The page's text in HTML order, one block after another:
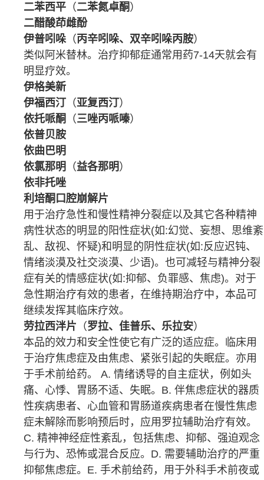
二苯西平 （二苯氮卓酮）
二醋酸茚雌酚
伊普吲哚 （丙辛吲哚、双辛吲哚丙胺）
类似 阿米替林。治疗抑郁症通常用药7-14天就会有
明显疗效。
伊格美新
伊福西汀 （亚复西汀）
依托哌酮 （三唑丙哌嗪）
依普贝胺
依曲巴明
依氯那明 （益各那明）
依非托唑
利培酮口腔崩解片
用于治疗急性和慢性精神分裂症以及其它各种精神
病性状态的明显的阳性症状(如:幻觉、妄想、 思维紊
乱、敌视、怀疑)和明显的阴性症状(如:反应迟钝、
情绪淡漠及社交淡漠、少语)。也可减轻与精神分裂
症有关的情感症状(如:抑郁、负罪感、 焦虑)。对于
急性期治疗有效的患者，在维持期治疗中，本品可
继续发挥其临床疗效。
劳拉西泮片 （罗拉、佳普乐、乐拉安）
本品的效力和安全性使它有广泛的适应症。临床用
于治疗焦虑症及由焦虑、紧张引起的失眠症。亦用
于手术前给药。 A. 情绪诱导的自主症状，例如头
痛、 心悸、胃肠不适、 失眠。B. 伴焦虑症状的器质
性疾病患者、 心血管和 胃肠道疾病患者在慢性焦虑
症未解除而影响预后时，应用 罗拉辅助治疗有效。
C. 精神神经症性紊乱，包括焦虑、 抑郁、 强迫观念
与行为、恐怖或混合反应。D. 需要辅助治疗的严重
抑郁焦虑症。E. 手术前给药，用于外科手术前夜或